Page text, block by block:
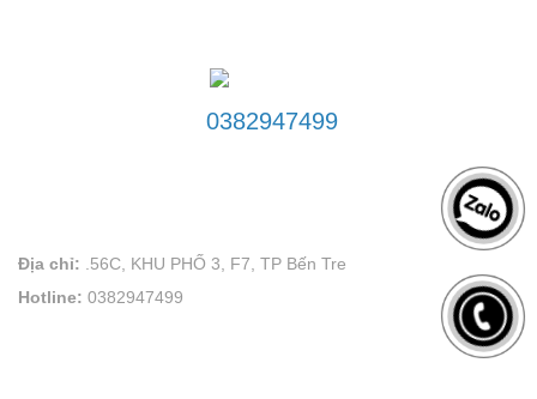
0382947499
Địa chỉ: .56C, KHU PHỐ 3, F7, TP Bến Tre
Hotline: 0382947499